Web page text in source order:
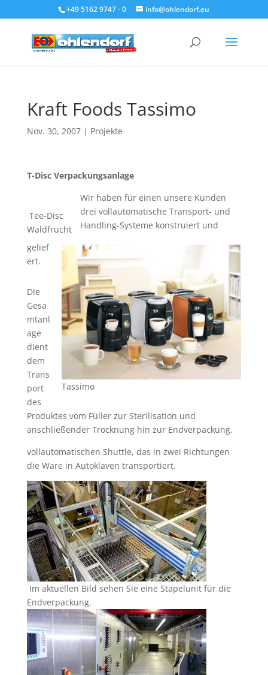
+49 5162 9747 - 0 info@ohlendorf.eu
Kraft Foods Tassimo
Nov. 30, 2007| Projekte
T-Disc Verpackungsanlage
Tee-Disc
Waldfrucht
Tassimo
Wir haben für einen unsere Kunden
drei vollautomatische Transport- und
Handling-Systeme konstruiert und
gelief
ert.
Die
Gesa
mtanl
age
dient
dem
Trans
port
des
Produktes vom Füller zur Sterilisation und
anschließender Trocknung hin zur Endverpackung.
vollautomatischen Shuttle, das in zwei Richtungen
die Ware in Autoklaven transportiert.
Im aktuellen Bild sehen Sie eine Stapelunit für die
Endverpackung.